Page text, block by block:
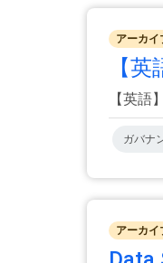
アーカイ
【
【英語】
ガバナ
アーカイ